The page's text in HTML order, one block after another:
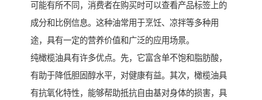
可能有所不同，消费者在购买时可以查看产品标签上的
成分和比例信息。这种油常用于烹饪、凉拌等多种用
途，具有一定的营养价值和广泛的应用场景。
纯橄榄油具有许多优点。先，它富含单不饱和脂肪酸，
有助于降低胆固醇水平，对健康有益。其次，橄榄油具
有抗氧化特性，能够帮助抵抗自由基对身体的损害，具